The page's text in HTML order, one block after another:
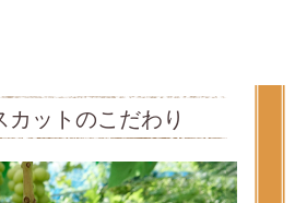
カットのこだわり